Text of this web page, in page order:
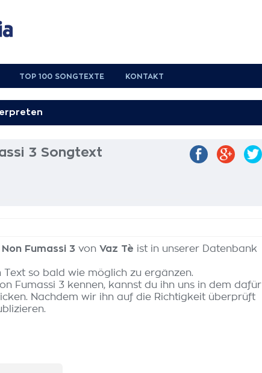
TOP 100 SONGTEXTE KONTAKT
3 Songtext
Non Fumassi 3 von Vaz Tè ist in unserer Datenbank
Text so bald wie möglich zu ergänzen.
Fumassi 3 kennen, kannst du ihn uns in dem dafür
Nachdem wir ihn auf die Richtigkeit überprüft